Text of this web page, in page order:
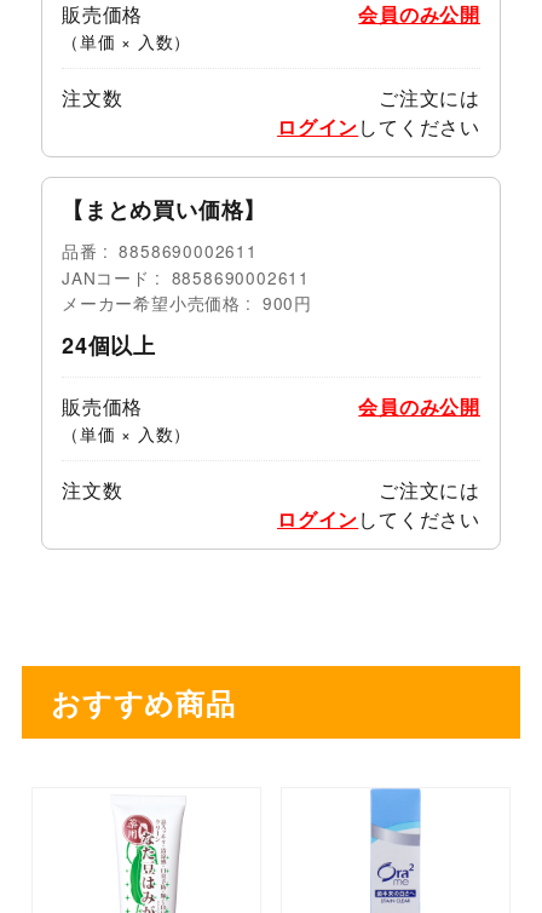
販売価格
（単価 × 入数）
会員のみ公開
注文数
ご注文には
ログインしてください
【まとめ買い価格】
品番
8858690002611
JANコード
8858690002611
メーカー希望小売価格
900円
24個以上
販売価格
（単価 × 入数）
会員のみ公開
注文数
ご注文には
ログインしてください
おすすめ商品